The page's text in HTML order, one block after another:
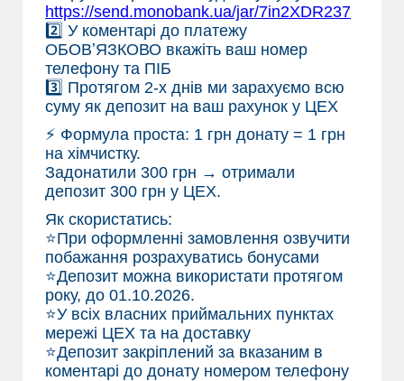
https://send.monobank.ua/jar/7in2XDR237
2️⃣ У коментарі до платежу
ОБОВʼЯЗКОВО вкажіть ваш номер
телефону та ПІБ
3️⃣ Протягом 2-х днів ми зарахуємо всю
суму як депозит на ваш рахунок у ЦЕХ
⚡ Формула проста: 1 грн донату = 1 грн
на хімчистку.
Задонатили 300 грн → отримали
депозит 300 грн у ЦЕХ.
Як скористатись:
⭐️При оформленні замовлення озвучити
побажання розрахуватись бонусами
⭐️Депозит можна використати протягом
року, до 01.10.2026.
⭐️У всіх власних приймальних пунктах
мережі ЦЕХ та на доставку
⭐️Депозит закріплений за вказаним в
коментарі до донату номером телефону